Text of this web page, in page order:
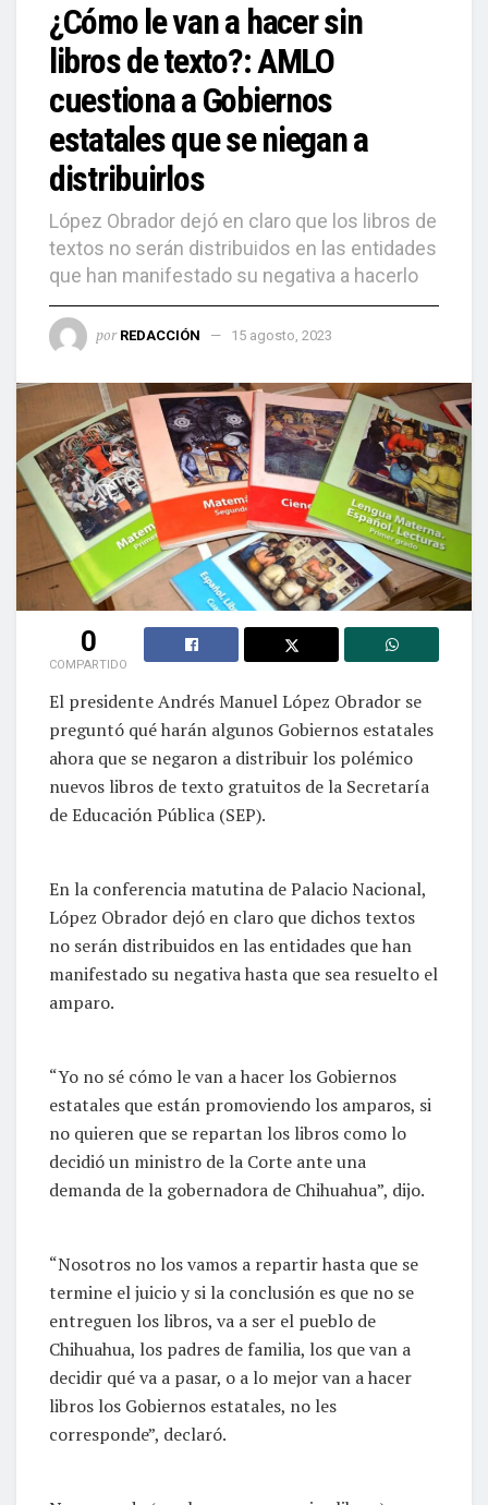
¿Cómo le van a hacer sin
libros de texto?: AMLO
cuestiona a Gobiernos
estatales que se niegan a
distribuirlos
López Obrador dejó en claro que los libros de
textos no serán distribuidos en las entidades
que han manifestado su negativa a hacerlo
por REDACCIÓN 15 agosto, 2023
0
COMPARTIDO
El presidente Andrés Manuel López Obrador se
preguntó qué harán algunos Gobiernos estatales
ahora que se negaron a distribuir los polémico
nuevos libros de texto gratuitos de la Secretaría
de Educación Pública (SEP).
En la conferencia matutina de Palacio Nacional,
López Obrador dejó en claro que dichos textos
no serán distribuidos en las entidades que han
manifestado su negativa hasta que sea resuelto el
amparo.
“Yo no sé cómo le van a hacer los Gobiernos
estatales que están promoviendo los amparos, si
no quieren que se repartan los libros como lo
decidió un ministro de la Corte ante una
demanda de la gobernadora de Chihuahua”, dijo.
“Nosotros no los vamos a repartir hasta que se
termine el juicio y si la conclusión es que no se
entreguen los libros, va a ser el pueblo de
Chihuahua, los padres de familia, los que van a
decidir qué va a pasar, o a lo mejor van a hacer
libros los Gobiernos estatales, no les
corresponde”, declaró.